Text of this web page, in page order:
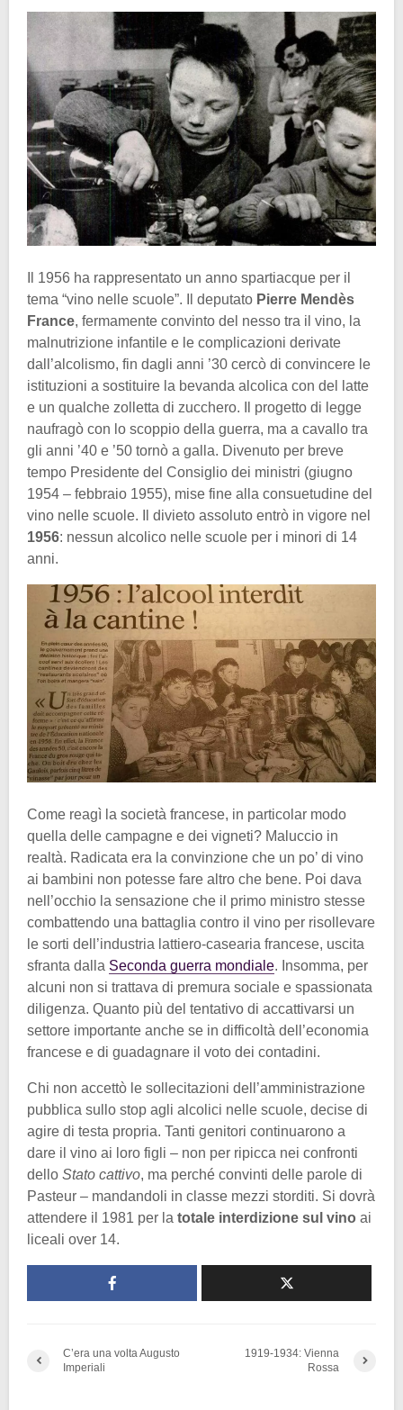
Il 1956 ha rappresentato un anno spartiacque per il
tema “vino nelle scuole”. Il deputato Pierre Mendès
France, fermamente convinto del nesso tra il vino, la
malnutrizione infantile e le complicazioni derivate
dall’alcolismo, fin dagli anni ’30 cercò di convincere le
istituzioni a sostituire la bevanda alcolica con del latte
e un qualche zolletta di zucchero. Il progetto di legge
naufragò con lo scoppio della guerra, ma a cavallo tra
gli anni ’40 e ’50 tornò a galla. Divenuto per breve
tempo Presidente del Consiglio dei ministri (giugno
1954 – febbraio 1955), mise fine alla consuetudine del
vino nelle scuole. Il divieto assoluto entrò in vigore nel
1956: nessun alcolico nelle scuole per i minori di 14
anni.
Come reagì la società francese, in particolar modo
quella delle campagne e dei vigneti? Maluccio in
realtà. Radicata era la convinzione che un po’ di vino
ai bambini non potesse fare altro che bene. Poi dava
nell’occhio la sensazione che il primo ministro stesse
combattendo una battaglia contro il vino per risollevare
le sorti dell’industria lattiero-casearia francese, uscita
sfranta dalla Seconda guerra mondiale. Insomma, per
alcuni non si trattava di premura sociale e spassionata
diligenza. Quanto più del tentativo di accattivarsi un
settore importante anche se in difficoltà dell’economia
francese e di guadagnare il voto dei contadini.
Chi non accettò le sollecitazioni dell’amministrazione
pubblica sullo stop agli alcolici nelle scuole, decise di
agire di testa propria. Tanti genitori continuarono a
dare il vino ai loro figli – non per ripicca nei confronti
dello Stato cattivo, ma perché convinti delle parole di
Pasteur – mandandoli in classe mezzi storditi. Si dovrà
attendere il 1981 per la totale interdizione sul vino ai
liceali over 14.
C’era una volta Augusto
Imperiali
1919-1934: Vienna
Rossa